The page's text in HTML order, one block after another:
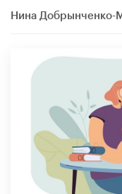
Нина Добрынченко-